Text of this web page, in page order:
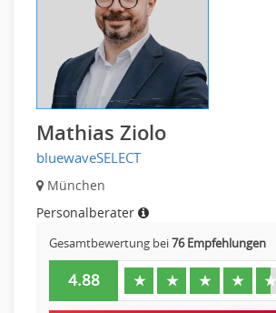
Mathias Ziolo
bluewaveSELECT
München
Personalberater
Gesamtbewertung bei76 Empfehlungen
4.88 ★ ★ ★ ★ ★